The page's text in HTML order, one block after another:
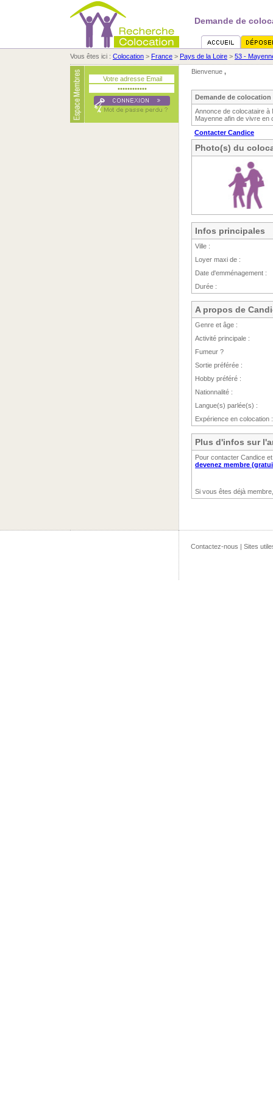
Demande de
Vous êtes ici : Colocation > France > Pays de la Loire > 53 -
Bienvenue ,
Demande de colocation
Annonce de colocataire à
Mayenne afin de vivre en
Contacter Candice
Photo(s) du
Infos principales
Ville :
Loyer maxi de :
Date d'emménagement :
Durée :
A propos de
Genre et âge :
Activité principale :
Fumeur ?
Sortie préférée :
Hobby préféré :
Nationnalité :
Langue(s) parlée(s) :
Expérience en colocation :
Plus d'infos sur
Pour contacter Candice
devenez membre
Si vous êtes déjà
Contactez-nous | Sites